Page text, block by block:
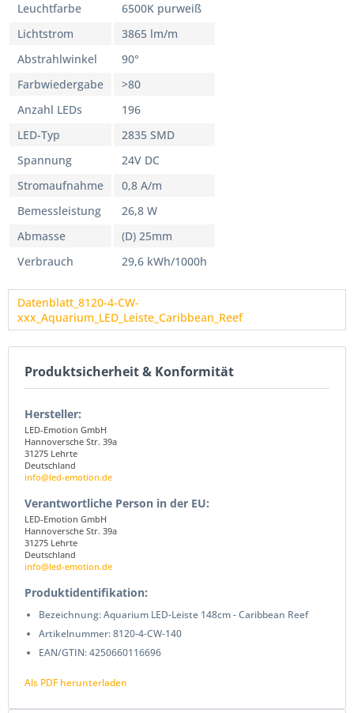
Leuchtfarbe
6500K purweiß
Lichtstrom
3865 lm/m
Abstrahlwinkel
90°
Farbwiedergabe
>80
Anzahl LEDs
196
LED-Typ
2835 SMD
Spannung
24V DC
Stromaufnahme
0,8 A/m
Bemessleistung
26,8 W
Abmasse
(D) 25mm
Verbrauch
29,6 kWh/1000h
Datenblatt_8120-4-CW-
xxx_Aquarium_LED_Leiste_Caribbean_Reef
Produktsicherheit & Konformität
Hersteller:
LED-Emotion GmbH
Hannoversche Str. 39a
31275 Lehrte
Deutschland
info@led-emotion.de
Verantwortliche Person in der EU:
LED-Emotion GmbH
Hannoversche Str. 39a
31275 Lehrte
Deutschland
info@led-emotion.de
Produktidentifikation:
Bezeichnung: Aquarium LED-Leiste 148cm - Caribbean Reef
Artikelnummer: 8120-4-CW-140
EAN/GTIN: 4250660116696
Als PDF herunterladen